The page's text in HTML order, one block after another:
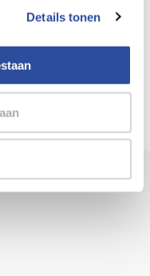
Details tonen